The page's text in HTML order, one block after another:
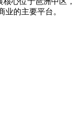
的主要平台。